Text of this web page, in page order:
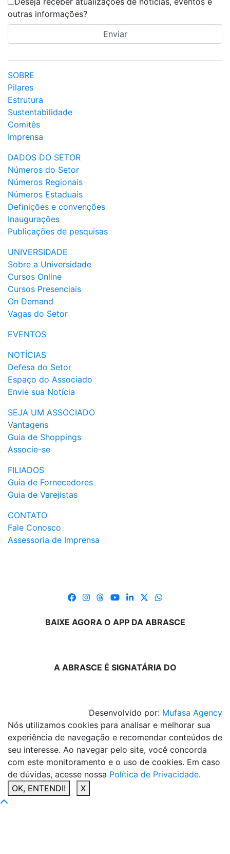
outras informações?
SOBRE
Pilares
Estrutura
Sustentabilidade
Comitês
Imprensa
DADOS DO SETOR
Números do Setor
Números Regionais
Números Estaduais
Definições e convenções
Inaugurações
Publicações de pesquisas
UNIVERSIDADE
Sobre a Universidade
Cursos Online
Cursos Presenciais
On Demand
Vagas do Setor
EVENTOS
NOTÍCIAS
Defesa do Setor
Espaço do Associado
Envie sua Notícia
SEJA UM ASSOCIADO
Vantagens
Guia de Shoppings
Associe-se
FILIADOS
Guia de Fornecedores
Guia de Varejistas
CONTATO
Fale Conosco
Assessoria de Imprensa
BAIXE AGORA O APP DA ABRASCE
A ABRASCE É SIGNATÁRIA DO
Desenvolvido por: Mufasa Agency
Nós utilizamos cookies para analisar e melhorar sua
experiência de navegação e recomendar conteúdos de
seu interesse. Ao navegar pelo site, você concorda
com este monitoramento e o uso de cookies. Em caso
de dúvidas, acesse nossa Política de Privacidade.
OK, ENTENDI!
X